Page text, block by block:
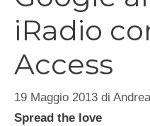
iRadio
Access
19 Maggio 2013 di
Spread the love